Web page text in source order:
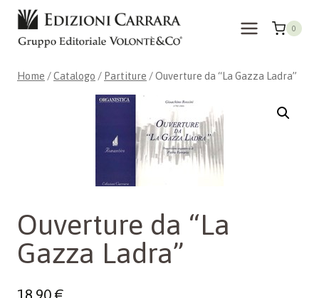
Salta
contenuto
0
Home /Catalogo / Partiture /Ouverture da “La Gazza Ladra”
Ouverture da “La
Gazza Ladra”